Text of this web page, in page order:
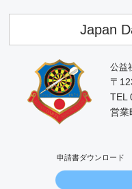
Japan
公益
〒
TEL
営業
申請書ダウンロード